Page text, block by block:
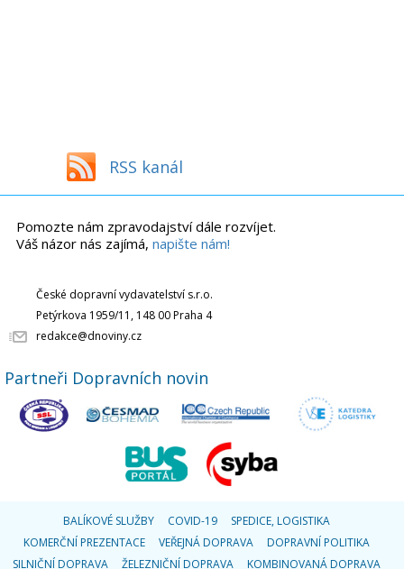
RSS kanál
Pomozte nám zpravodajství dále rozvíjet.
Váš názor nás zajímá, napište nám!
České dopravní vydavatelství s.r.o.
Petýrkova 1959/11, 148 00 Praha 4
redakce@dnoviny.cz
Partneři Dopravních novin
BALÍKOVÉ SLUŽBY COVID-19
SPEDICE, LOGISTIKA
KOMERČNÍ PREZENTACE
VEŘEJNÁ DOPRAVA
DOPRAVNÍ POLITIKA
SILNIČNÍ DOPRAVA
ŽELEZNIČNÍ DOPRAVA KOMBINOVANÁ DOPRAVA